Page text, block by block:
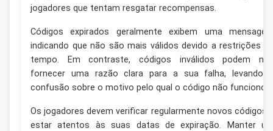
jogadores que tentam resgatar recompensas.
Códigos expirados geralmente exibem uma
indicando que não são mais válidos devido a restrições
tempo. Em contraste, códigos inválidos podem
fornecer uma razão clara para a sua falha, levando
confusão sobre o motivo pelo qual o código não funcionou.
Os jogadores devem verificar regularmente novos códigos
estar atentos às suas datas de expiração. Manter